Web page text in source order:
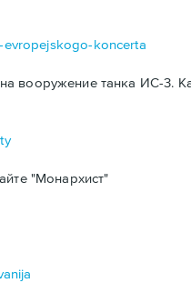
evropejskogo-koncerta
танка ИС-3.
"Монархист"